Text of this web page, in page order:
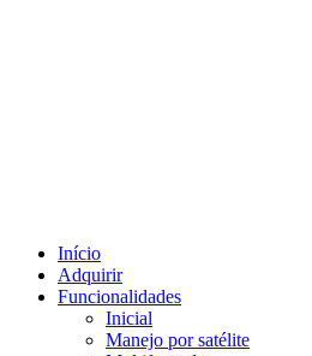
Início
Adquirir
Funcionalidades
Inicial
Manejo por satélite